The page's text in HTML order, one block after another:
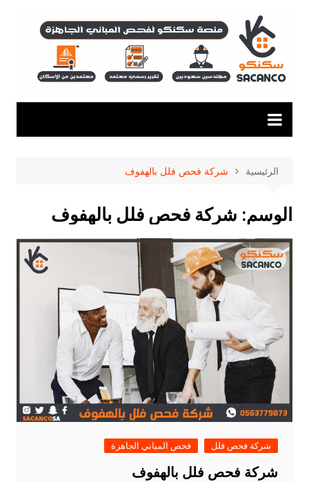
المحتوى
الرئيسية شركة فحص فلل بالهفوف
الوسم: شركة فحص فلل بالهفوف
شركة فحص فلل فحص المباني الجاهزة
شركة فحص فلل بالهفوف